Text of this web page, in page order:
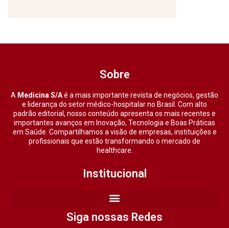
Sobre
A Medicina S/Aé a mais importante revista de negócios, gestão
e liderança do setor médico-hospitalar no Brasil. Com alto
padrão editorial, nosso conteúdo apresenta os mais recentes e
importantes avanços em Inovação, Tecnologia e Boas Práticas
em Saúde. Compartilhamos a visão de empresas, instituições e
profissionais que estão transformando o mercado de
healthcare.
Institucional
Siga nossas Redes